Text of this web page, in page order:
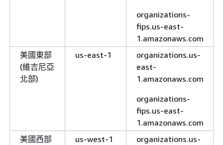
organizations-
fips.us-east-
1.amazonaws.com
美國東部
(維吉尼亞
北部)
us-east-1
organizations.us-
east-
1.amazonaws.com
organizations-
fips.us-east-
1.amazonaws.com
美國西部
us-west-1
organizations.us-